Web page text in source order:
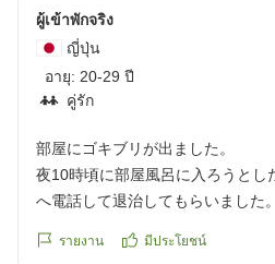
ので、そこが残念です。でも、オ
美味しかったです!
温泉、岩盤浴も入り放題で満喫で
クチコミの詳細はこちらから
https://review.travel.rakuten.co.jp/
reviewId=33123478396660
ผู้เข้าพักจริง
ญี่ปุ่น
อายุ: 20-29 ปี
คู่รัก
部屋にゴキブリが出ました。
夜10時頃に部屋風呂に入ろうとし
へ電話して退治してもらいました
駆除含め部屋の移動などで1時間
รายงาน มีประโยชน์